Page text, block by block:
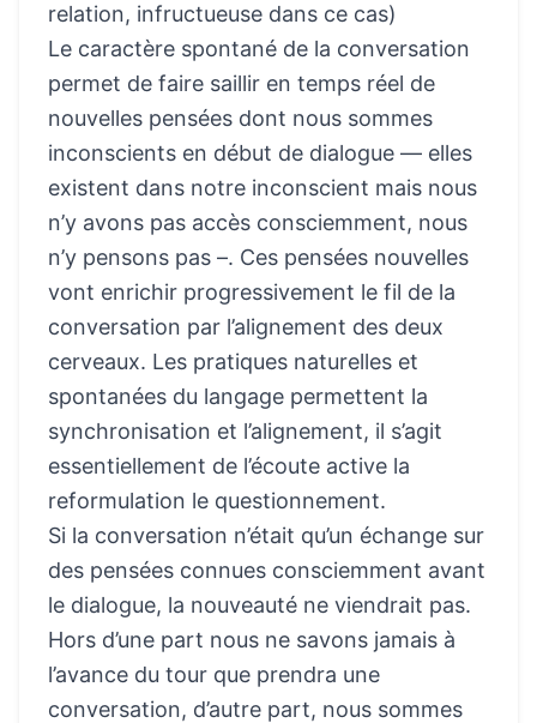
relation, infructueuse dans ce cas)
Le caractère spontané de la conversation
permet de faire saillir en temps réel de
nouvelles pensées dont nous sommes
inconscients en début de dialogue — elles
existent dans notre inconscient mais nous
n’y avons pas accès consciemment, nous
n’y pensons pas –. Ces pensées nouvelles
vont enrichir progressivement le fil de la
conversation par l’alignement des deux
cerveaux. Les pratiques naturelles et
spontanées du langage permettent la
synchronisation et l’alignement, il s’agit
essentiellement de l’écoute active la
reformulation le questionnement.
Si la conversation n’était qu’un échange sur
des pensées connues consciemment avant
le dialogue, la nouveauté ne viendrait pas.
Hors d’une part nous ne savons jamais à
l’avance du tour que prendra une
conversation, d’autre part, nous sommes